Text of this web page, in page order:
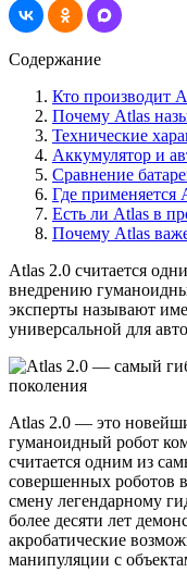
Содержание
Кто производит
Почему Atlas
Технические
Аккумулятор и
Сравнение
Где применяется
Есть ли Atlas в
Почему Atlas
Atlas 2.0 считается
внедрению
эксперты называют
универсальной для
Atlas 2.0 — это
гуманоидный робот
считается одним из
совершенных роботов
смену легендарному
более десяти лет
акробатические
манипуляции с